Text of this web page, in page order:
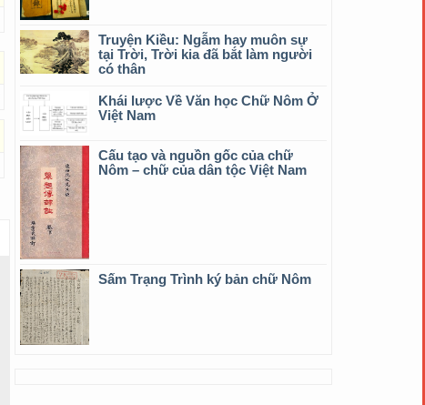
Truyện Kiều: Ngẫm hay muôn sự
tại Trời, Trời kia đã bắt làm người
có thân
Khái lược Về Văn học Chữ Nôm Ở
Việt Nam
Cấu tạo và nguồn gốc của chữ
Nôm – chữ của dân tộc Việt Nam
Sấm Trạng Trình ký bản chữ Nôm